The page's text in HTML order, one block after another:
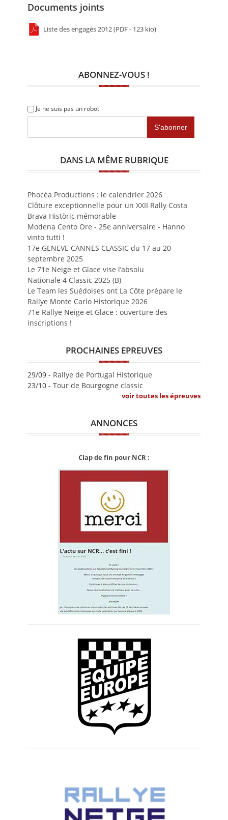
Documents joints
Liste des engagés 2012 (PDF - 123 kio)
ABONNEZ-VOUS !
Je ne suis pas un robot
DANS LA MÊME RUBRIQUE
Phocéa Productions : le calendrier 2026
Clôture exceptionnelle pour un XXII Rally Costa
Brava Històric mémorable
Modena Cento Ore - 25e anniversaire - Hanno
vinto tutti !
17e GENEVE CANNES CLASSIC du 17 au 20
septembre 2025
Le 71e Neige et Glace vise l’absolu
Nationale 4 Classic 2025 (B)
Le Team les Suédoises ont La Côte prépare le
Rallye Monte Carlo Historique 2026
71e Rallye Neige et Glace : ouverture des
inscriptions !
PROCHAINES EPREUVES
29/09 - Rallye de Portugal Historique
23/10 - Tour de Bourgogne classic
voir toutes les épreuves
ANNONCES
Clap de fin pour NCR :